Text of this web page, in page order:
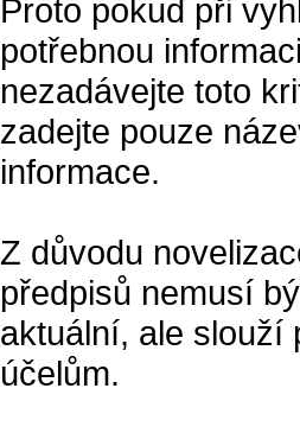
Proto pokud při
potřebnou
nezadávejte toto
zadejte pouze
informace.
Z důvodu
předpisů nemusí
aktuální, ale slouží
účelům.